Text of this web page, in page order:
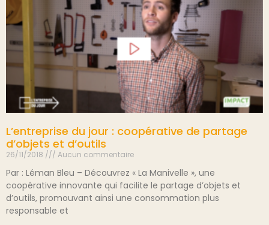
L’entreprise du jour : coopérative de partage
d’objets et d’outils
26/11/2018 Aucun commentaire
Par : Léman Bleu – Découvrez « La Manivelle », une
coopérative innovante qui facilite le partage d’objets et
d’outils, promouvant ainsi une consommation plus
responsable et